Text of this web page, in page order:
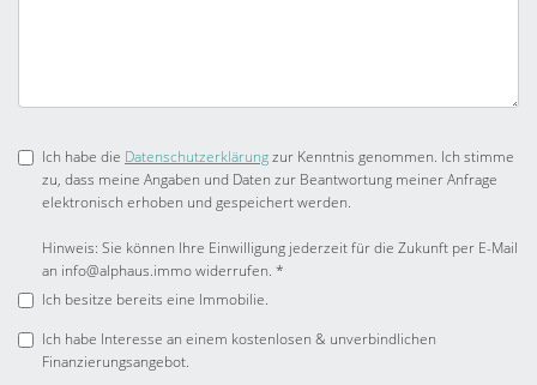
Ich habe die Datenschutzerklärungzur Kenntnis genommen. Ich stimme
zu, dass meine Angaben und Daten zur Beantwortung meiner Anfrage
elektronisch erhoben und gespeichert werden.
Hinweis: Sie können Ihre Einwilligung jederzeit für die Zukunft per E-Mail
an info@alphaus.immo widerrufen. *
Ich besitze bereits eine Immobilie.
Ich habe Interesse an einem kostenlosen & unverbindlichen
Finanzierungsangebot.